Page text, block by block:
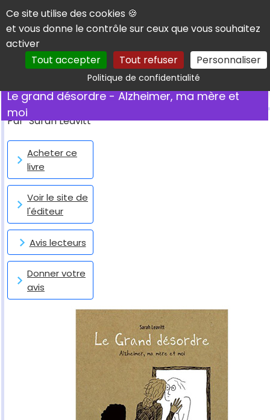
Panneau de gestion des cookies
Ce site utilise des cookies 🍪
et vous donne le contrôle sur ceux que vous souhaitez
activer
Tout accepter
Tout refuser Personnaliser
Politique de confidentialitéRechercher
Le grand désordre - Alzheimer, ma mère et
moi
Par Sarah Leavitt
Acheter ce
livre
Voir le site de
l'éditeur
Avis lecteurs
Donner votre
avis